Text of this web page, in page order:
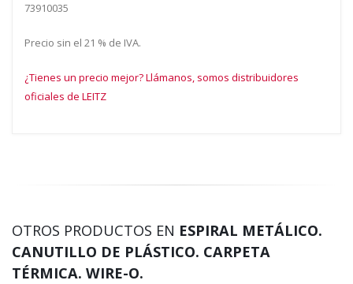
73910035
Precio sin el 21 % de IVA.
¿Tienes un precio mejor? Llámanos, somos distribuidores
oficiales de LEITZ
OTROS PRODUCTOS EN ESPIRAL METÁLICO.
CANUTILLO DE PLÁSTICO. CARPETA
TÉRMICA. WIRE-O.